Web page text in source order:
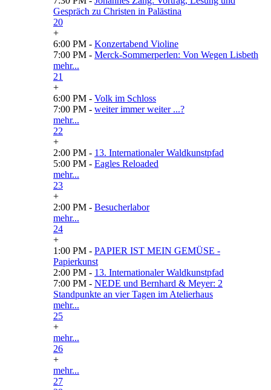
Gespräch zu Christen in Palästina
20
+
6:00 PM - Konzertabend Violine
7:00 PM - Merck-Sommerperlen: Von Wegen Lisbeth
mehr...
21
+
6:00 PM - Volk im Schloss
7:00 PM - weiter immer weiter ...?
mehr...
22
+
2:00 PM - 13. Internationaler Waldkunstpfad
5:00 PM - Eagles Reloaded
mehr...
23
+
2:00 PM - Besucherlabor
mehr...
24
+
1:00 PM - PAPIER IST MEIN GEMÜSE -
Papierkunst
2:00 PM - 13. Internationaler Waldkunstpfad
7:00 PM - NEDE und Bernhard & Meyer: 2
Standpunkte an vier Tagen im Atelierhaus
mehr...
25
+
mehr...
26
+
mehr...
27